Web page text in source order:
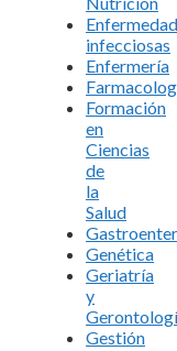
infecciosas
Enfermería
Formación
en
Ciencias
de
la
Salud
Genética
Geriatría
y
Gestión